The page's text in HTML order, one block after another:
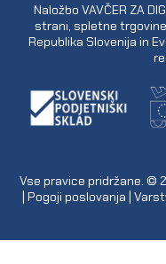
Naložbo VAVČER ZA
strani, spletne
Republika Slovenija in
Vse pravice pridržane. ©
Pogoji poslovanja